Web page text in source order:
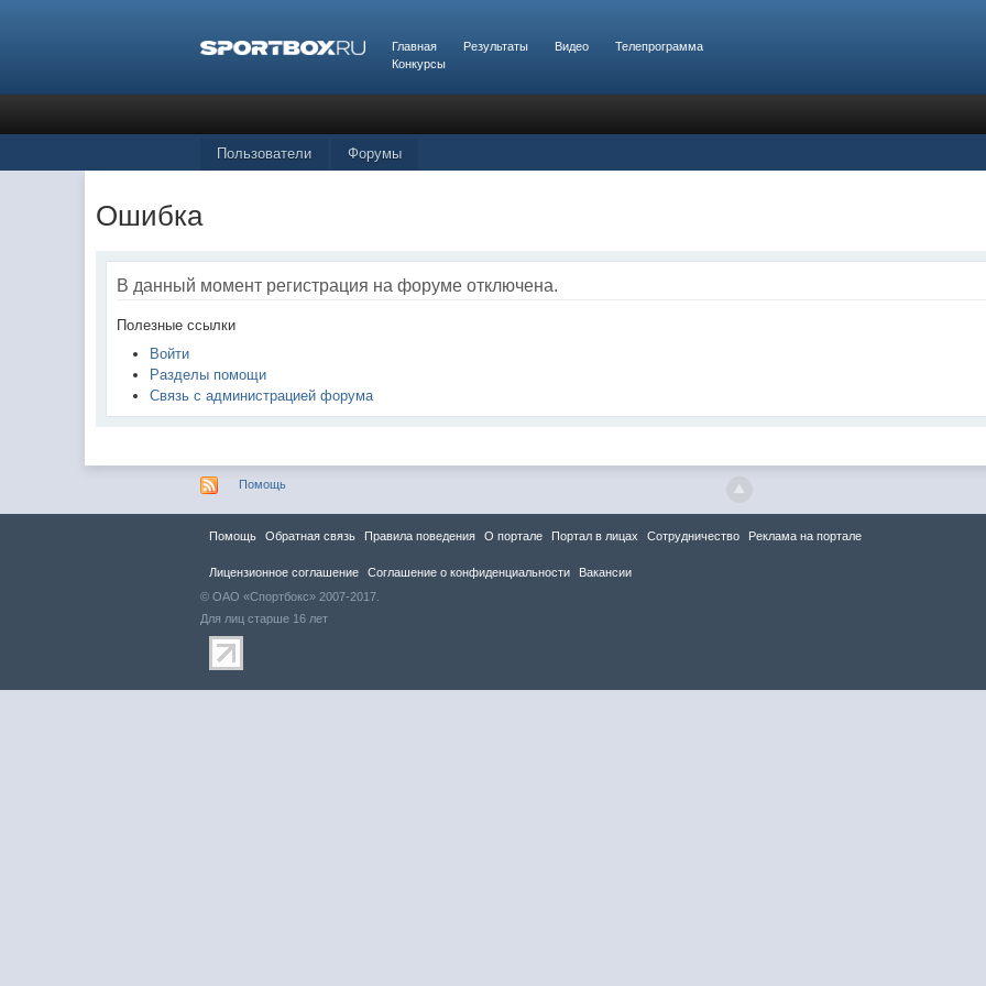
Главная Результаты Видео
Телепрограмма
Конкурсы
Пользователи Форумы
Ошибка
В данный момент регистрация на форуме отключена.
Полезные ссылки
Войти
Разделы помощи
Связь с администрацией форума
Помощь
Помощь Обратная связь Правила повeдения О портале Портал в лицах Сотрудничество Реклама на портале
Лицензионное соглашение Соглашение о конфиденциальности
Вакансии
© ОАО «Спортбокс» 2007-2017.
Для лиц старше 16 лет